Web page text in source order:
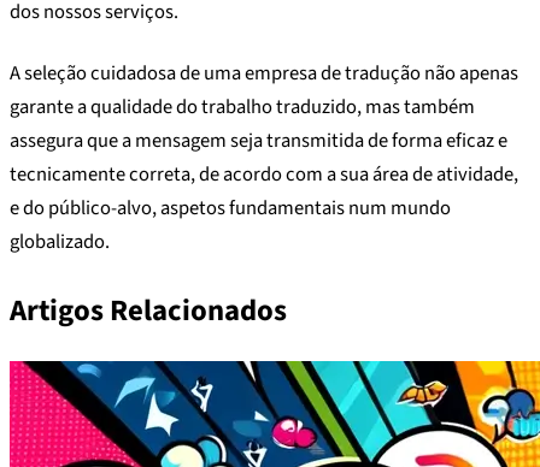
dos nossos serviços.
A seleção cuidadosa de uma empresa de tradução não apenas
garante a qualidade do trabalho traduzido, mas também
assegura que a mensagem seja transmitida de forma eficaz e
tecnicamente correta, de acordo com a sua área de atividade,
e do público-alvo, aspetos fundamentais num mundo
globalizado.
Artigos Relacionados